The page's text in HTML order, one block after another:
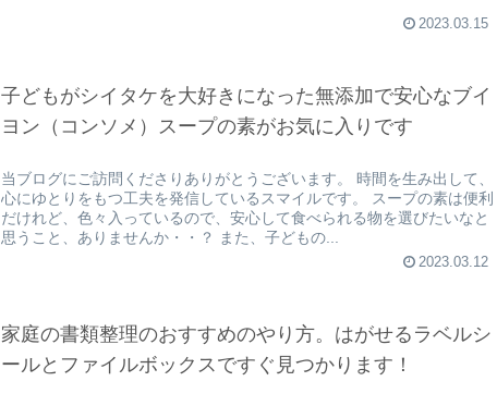
2023.03.15
子どもがシイタケを大好きになった無添加で安心なブイ
ヨン（コンソメ）スープの素がお気に入りです
当ブログにご訪問くださりありがとうございます。 時間を生み出して、
心にゆとりをもつ工夫を発信しているスマイルです。 スープの素は便利
だけれど、色々入っているので、安心して食べられる物を選びたいなと
思うこと、ありませんか・・？ また、子どもの...
2023.03.12
家庭の書類整理のおすすめのやり方。はがせるラベルシ
ールとファイルボックスですぐ見つかります！